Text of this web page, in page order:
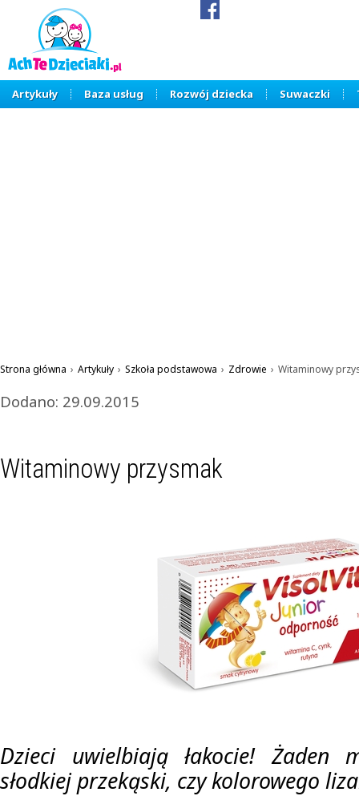
Artykuły Baza usług Rozwój dziecka Suwaczki
Strona główna › Artykuły › Szkoła podstawowa › Zdrowie › Witaminowy
Dodano: 29.09.2015
Witaminowy przysmak
Dzieci uwielbiają łakocie! Żaden
słodkiej przekąski, czy kolorowego